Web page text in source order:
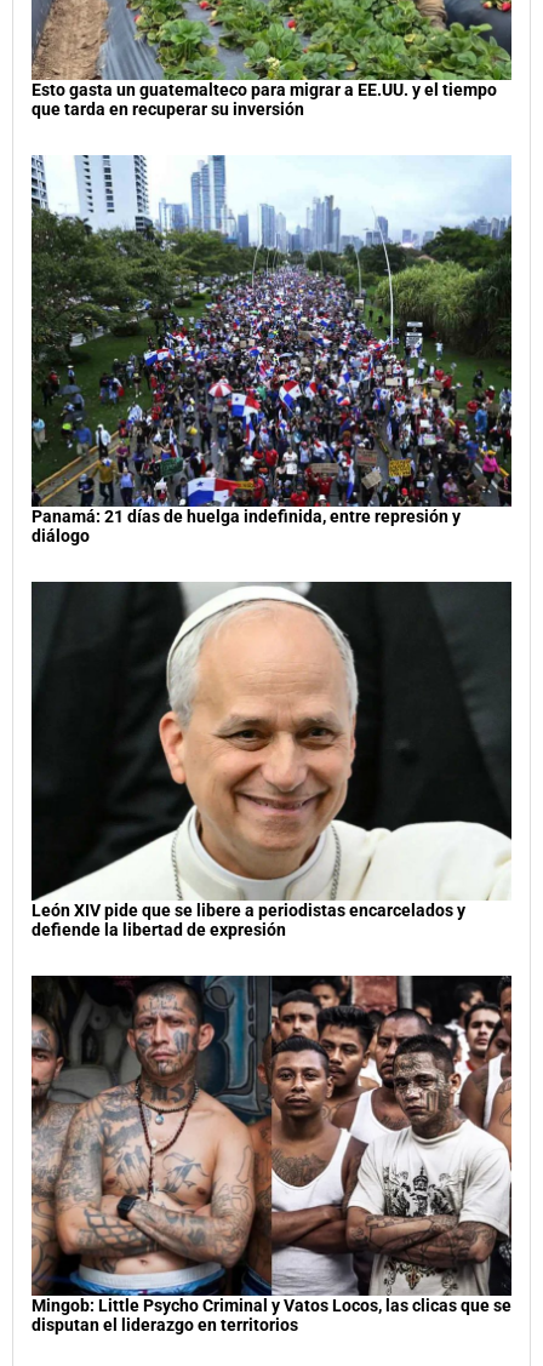
Esto gasta un guatemalteco para migrar a EE.UU. y el tiempo
que tarda en recuperar su inversión
Panamá: 21 días de huelga indefinida, entre represión y
diálogo
León XIV pide que se libere a periodistas encarcelados y
defiende la libertad de expresión
Mingob: Little Psycho Criminal y Vatos Locos, las clicas que se
disputan el liderazgo en territorios